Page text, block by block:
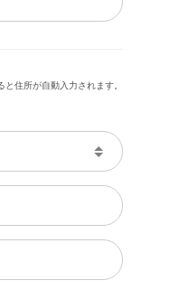
住所が自動入力されます。